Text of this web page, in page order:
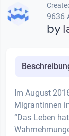
9636
by
Im August
Migrantinnen
“Das Leben